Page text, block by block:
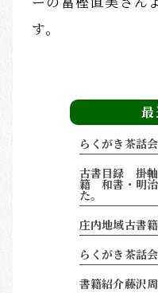
す。
らくがき茶話
古書目録 掛軸
籍 和書・明
た。
庄内地域古書籍
らくがき茶話
書籍紹介藤沢